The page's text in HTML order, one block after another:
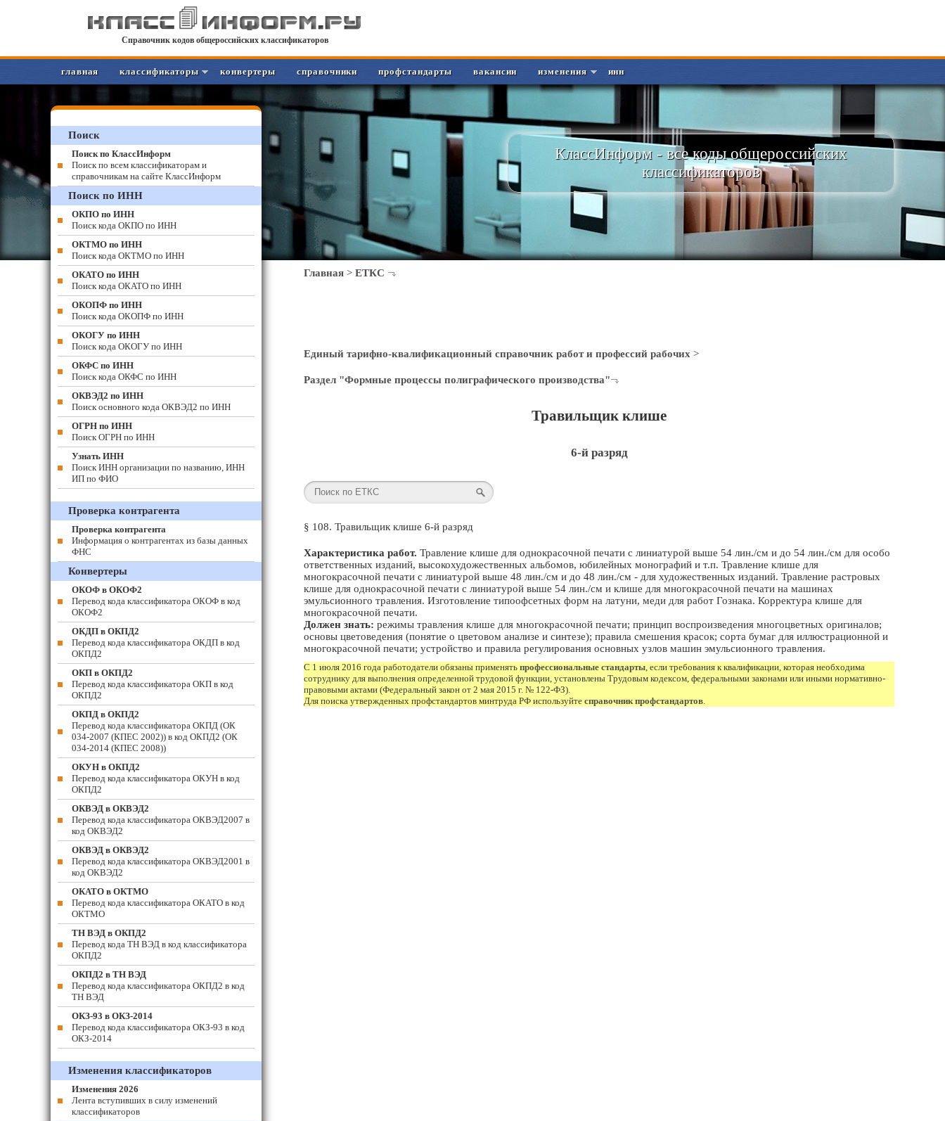
Справочник кодов общероссийских классификаторов
главная классификаторы конвертеры справочники профстандарты вакансии изменения инн
КлассИнформ - все коды общероссийских
классификаторов
Главная > ЕТКС
Единый тарифно-квалификационный справочник работ и профессий рабочих >
Раздел "Формные процессы полиграфического производства"
Травильщик клише
6-й разряд
§ 108. Травильщик клише 6-й разряд
Характеристика работ. Травление клише для однокрасочной печати с линиатурой выше 54 лин./см и до 54 лин./см для особо
ответственных изданий, высокохудожественных альбомов, юбилейных монографий и т.п. Травление клише для
многокрасочной печати с линиатурой выше 48 лин./см и до 48 лин./см - для художественных изданий. Травление растровых
клише для однокрасочной печати с линиатурой выше 54 лин./см и клише для многокрасочной печати на машинах
эмульсионного травления. Изготовление типоофсетных форм на латуни, меди для работ Гознака. Корректура клише для
многокрасочной печати.
Должен знать: режимы травления клише для многокрасочной печати; принцип воспроизведения многоцветных оригиналов;
основы цветоведения (понятие о цветовом анализе и синтезе); правила смешения красок; сорта бумаг для иллюстрационной и
многокрасочной печати; устройство и правила регулирования основных узлов машин эмульсионного травления.
С 1 июля 2016 года работодатели обязаны применять профессиональные стандарты, если требования к квалификации, которая необходима
сотруднику для выполнения определенной трудовой функции, установлены Трудовым кодексом, федеральными законами или иными нормативно-
правовыми актами (Федеральный закон от 2 мая 2015 г. № 122-ФЗ).
Для поиска утвержденных профстандартов минтруда РФ используйте справочник профстандартов.
Поиск
Поиск по КлассИнформ
Поиск по всем классификаторам и
справочникам на сайте КлассИнформ
Поиск по ИНН
ОКПО по ИНН
Поиск кода ОКПО по ИНН
ОКТМО по ИНН
Поиск кода ОКТМО по ИНН
ОКАТО по ИНН
Поиск кода ОКАТО по ИНН
ОКОПФ по ИНН
Поиск кода ОКОПФ по ИНН
ОКОГУ по ИНН
Поиск кода ОКОГУ по ИНН
ОКФС по ИНН
Поиск кода ОКФС по ИНН
ОКВЭД2 по ИНН
Поиск основного кода ОКВЭД2 по ИНН
ОГРН по ИНН
Поиск ОГРН по ИНН
Узнать ИНН
Поиск ИНН организации по названию, ИНН
ИП по ФИО
Проверка контрагента
Проверка контрагента
Информация о контрагентах из базы данных
ФНС
Конвертеры
ОКОФ в ОКОФ2
Перевод кода классификатора ОКОФ в код
ОКОФ2
ОКДП в ОКПД2
Перевод кода классификатора ОКДП в код
ОКПД2
ОКП в ОКПД2
Перевод кода классификатора ОКП в код
ОКПД2
ОКПД в ОКПД2
Перевод кода классификатора ОКПД (ОК
034-2007 (КПЕС 2002)) в код ОКПД2 (ОК
034-2014 (КПЕС 2008))
ОКУН в ОКПД2
Перевод кода классификатора ОКУН в код
ОКПД2
ОКВЭД в ОКВЭД2
Перевод кода классификатора ОКВЭД2007 в
код ОКВЭД2
ОКВЭД в ОКВЭД2
Перевод кода классификатора ОКВЭД2001 в
код ОКВЭД2
ОКАТО в ОКТМО
Перевод кода классификатора ОКАТО в код
ОКТМО
ТН ВЭД в ОКПД2
Перевод кода ТН ВЭД в код классификатора
ОКПД2
ОКПД2 в ТН ВЭД
Перевод кода классификатора ОКПД2 в код
ТН ВЭД
ОКЗ-93 в ОКЗ-2014
Перевод кода классификатора ОКЗ-93 в код
ОКЗ-2014
Изменения классификаторов
Изменения 2026
Лента вступивших в силу изменений
классификаторов